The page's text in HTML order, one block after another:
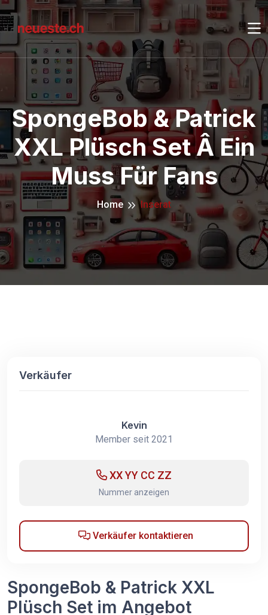
SpongeBob & Patrick
XXL Plüsch Set Â Ein
Muss Für Fans
Home Inserat
Verkäufer
Kevin
Member seit 2021
XX YY CC ZZ
Nummer anzeigen
Verkäufer kontaktieren
SpongeBob & Patrick XXL
Plüsch Set im Angebot